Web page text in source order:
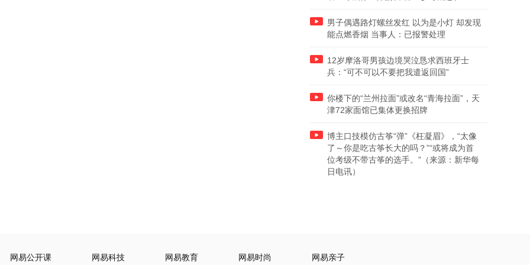
男子偶遇路灯螺丝发红 以为是小灯 却发现
能点燃香烟 当事人：已报警处理
12岁摩洛哥男孩边境哭泣恳求西班牙士
兵：“可不可以不要把我遣返回国”
你楼下的“兰州拉面”或改名“青海拉面”，天
津72家面馆已集体更换招牌
博主口技模仿古筝“弹”《枉凝眉》，“太像
了～你是吃古筝长大的吗？”“或将成为首
位考级不带古筝的选手。”（来源：新华每
日电讯）
网易公开课 网易科技 网易教育 网易时尚 网易亲子